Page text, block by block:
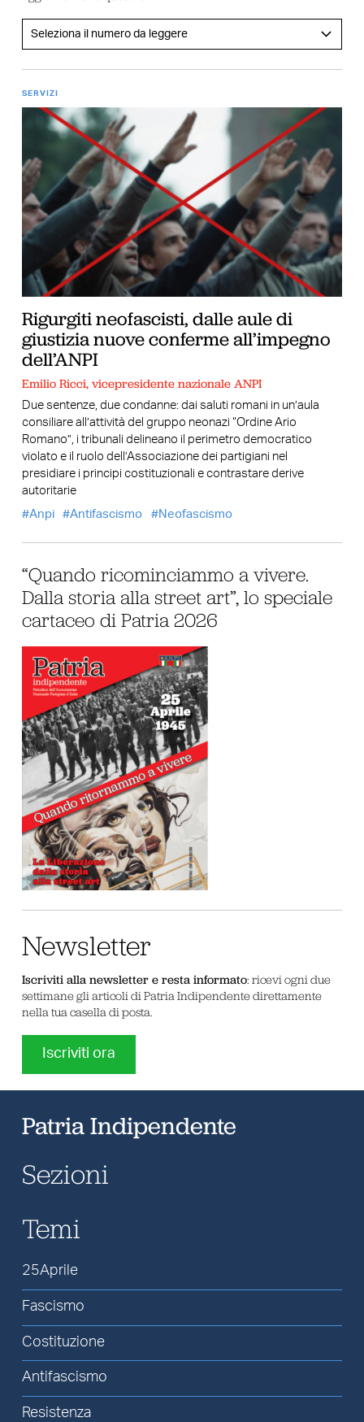
SERVIZI
Rigurgiti neofascisti, dalle aule di
giustizia nuove conferme all’impegno
dell’ANPI
Emilio Ricci, vicepresidente nazionale ANPI
Due sentenze, due condanne: dai saluti romani in un’aula
consiliare all’attività del gruppo neonazi “Ordine Ario
Romano”, i tribunali delineano il perimetro democratico
violato e il ruolo dell’Associazione dei partigiani nel
presidiare i principi costituzionali e contrastare derive
autoritarie
Anpi
Antifascismo Neofascismo
“Quando ricominciammo a vivere.
Dalla storia alla street art”, lo speciale
cartaceo di Patria 2026
Newsletter
Iscriviti alla newsletter e resta informato: ricevi ogni due
settimane gli articoli di Patria Indipendente direttamente
nella tua casella di posta.
Iscriviti ora
Patria Indipendente
Sezioni
Temi
25Aprile
Fascismo
Costituzione
Antifascismo
Resistenza